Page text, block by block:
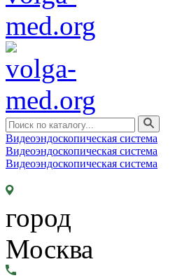
Видеоэндоскопическая система
Видеоэндоскопическая система
Видеоэндоскопическая система
город
Москва